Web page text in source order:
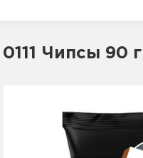
0111 Чипсы 90